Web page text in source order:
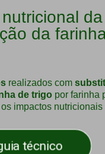
da
da
realizados com
de trigo por farinha
impactos nutricionais
técnico